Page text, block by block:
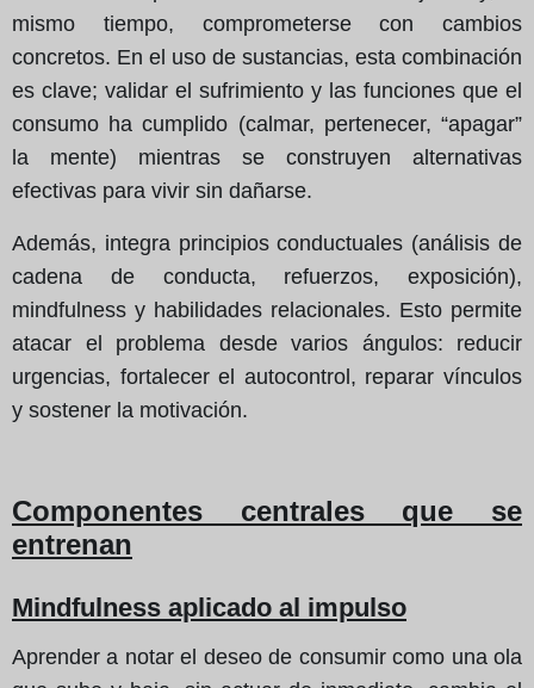
mismo tiempo, comprometerse con cambios
concretos. En el uso de sustancias, esta combinación
es clave; validar el sufrimiento y las funciones que el
consumo ha cumplido (calmar, pertenecer, “apagar”
la mente) mientras se construyen alternativas
efectivas para vivir sin dañarse.
Además, integra principios conductuales (análisis de
cadena de conducta, refuerzos, exposición),
mindfulness y habilidades relacionales. Esto permite
atacar el problema desde varios ángulos: reducir
urgencias, fortalecer el autocontrol, reparar vínculos
y sostener la motivación.
Componentes centrales que se
entrenan
Mindfulness aplicado al impulso
Aprender a notar el deseo de consumir como una ola